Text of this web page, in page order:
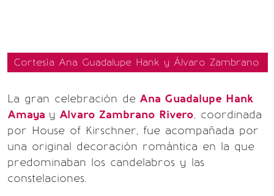
Cortesía Ana Guadalupe Hank y Álvaro Zambrano
La gran celebración de Ana Guadalupe Hank
Amaya y Alvaro Zambrano Rivero, coordinada
por House of Kirschner, fue acompañada por
una original decoración romántica en la que
predominaban los candelabros y las
constelaciones.